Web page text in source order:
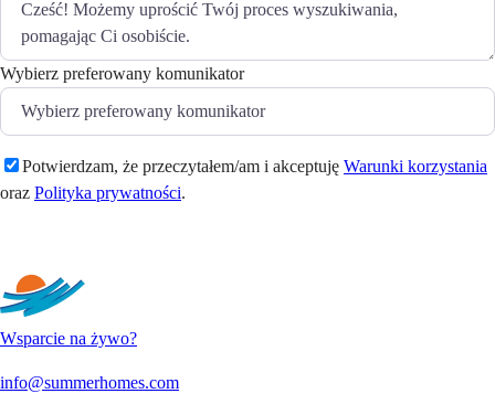
Wybierz preferowany komunikator
Potwierdzam, że przeczytałem/am i akceptuję Warunki korzystania
oraz Polityka prywatności.
Wsparcie na żywo?
info@summerhomes.com